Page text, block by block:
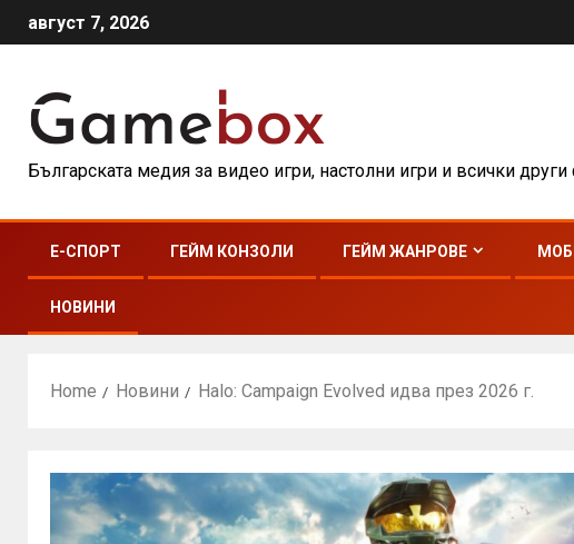
август 7, 2026
Българската медия за видео игри, настолни игри и всички
E-СПОРТ ГЕЙМ КОНЗОЛИ ГЕЙМ ЖАНРОВЕ
НОВИНИ
Home Новини Halo: Campaign Evolved идва през 2026 г.